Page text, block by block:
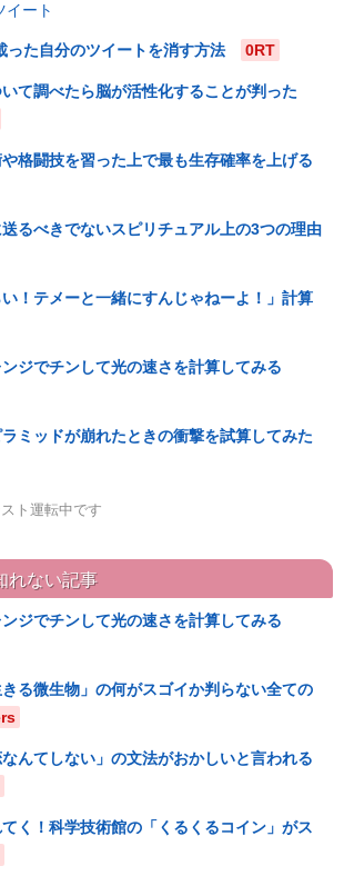
イート
った自分のツイートを消す方法 0RT
て調べたら脳が活性化することが判った
格闘技を習った上で最も生存確率を上げる
るべきでないスピリチュアル上の3つの理由
い！テメーと一緒にすんじゃねーよ！」計算
ジでチンして光の速さを計算してみる
ラミッドが崩れたときの衝撃を試算してみた
ト運転中です
れない記事
ジでチンして光の速さを計算してみる
きる微生物」の何がスゴイか判らない全ての
んてしない」の文法がおかしいと言われる
く！科学技術館の「くるくるコイン」がス